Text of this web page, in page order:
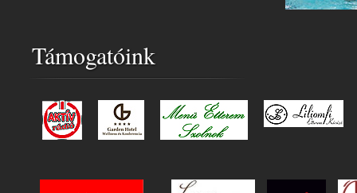
Támogatóink